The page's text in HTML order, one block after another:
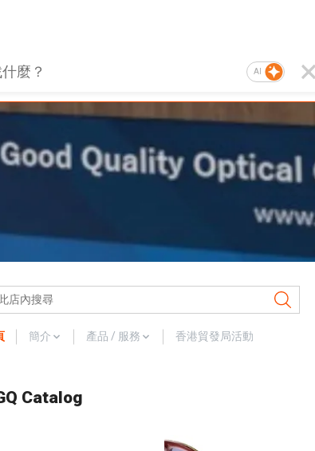
AI
簡介 產品 / 服務 香港貿發局活動
Catalog